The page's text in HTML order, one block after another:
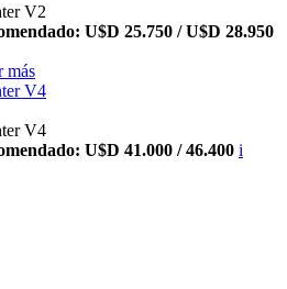
V2
U$D 25.750 / U$D 28.950
más
V4
V4
U$D 41.000 / 46.400 i